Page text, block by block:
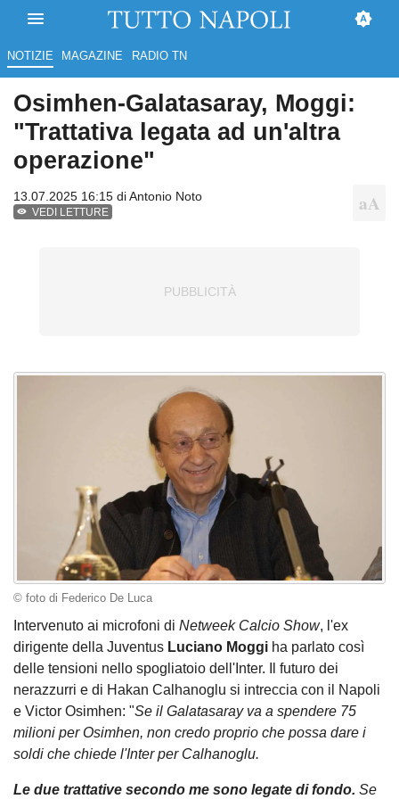
NOTIZIE MAGAZINE RADIO TN
Osimhen-Galatasaray, Moggi:
"Trattativa legata ad un'altra
operazione"
13.07.2025 16:15 diAntonio Noto
VEDI LETTURE
© foto di Federico De Luca
Intervenuto ai microfoni di Netweek Calcio Show, l'ex
dirigente della Juventus Luciano Moggi ha parlato così
delle tensioni nello spogliatoio dell'Inter. Il futuro dei
nerazzurri e di Hakan Calhanoglu si intreccia con il Napoli
e Victor Osimhen: "Se il Galatasaray va a spendere 75
milioni per Osimhen, non credo proprio che possa dare i
soldi che chiede l'Inter per Calhanoglu.
Le due trattative secondo me sono legate di fondo. Se